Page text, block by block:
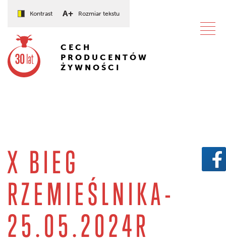
Kontrast A+ Rozmiar tekstu
CECH
PRODUCENTÓW
ŻYWNOŚCI
X BIEG
RZEMIEŚLNIKA-
25.05.2024R